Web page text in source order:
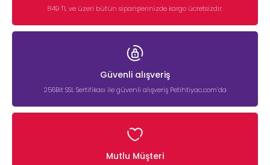
849 TL ve üzeri bütün siparişlerinizde kargo ücretsizdir.
Güvenli alışveriş
256Bit SSL Sertifikası ile güvenli alışveriş Petihtiyac.com’da
Mutlu Müşteri